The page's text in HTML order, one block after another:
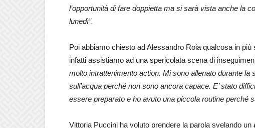
l’opportunità di fare doppietta ma si sarà vista anche la
lunedì”.
Poi abbiamo chiesto ad Alessandro Roia qualcosa in più
infatti assistiamo ad una spericolata scena di
molto intrattenimento action. Mi sono allenato durante
sull’acqua perché non sono ancora capace. E’ stato
essere preparato e ho avuto una piccola routine perché
Vittoria Puccini ha voluto prendere la parola svelando un